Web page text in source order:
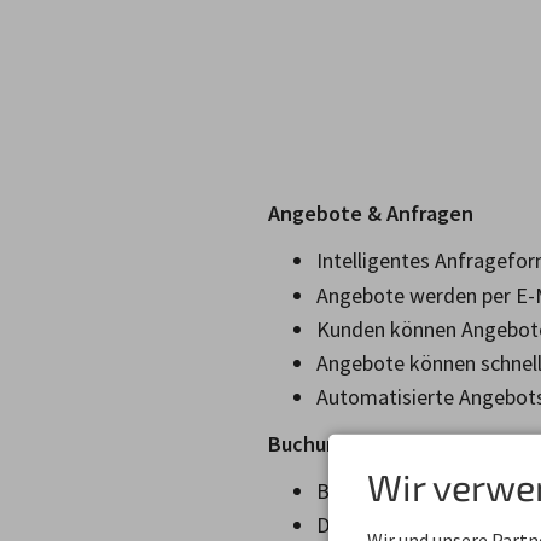
Angebote & Anfragen
Intelligentes
Angebote werden per
Kunden können
Angebote können
Automatisierte
Buchungsstrecke
Blitzschnelle
Darstellung von
Wir